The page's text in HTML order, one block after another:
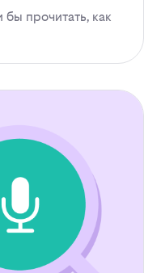
прочитать, как